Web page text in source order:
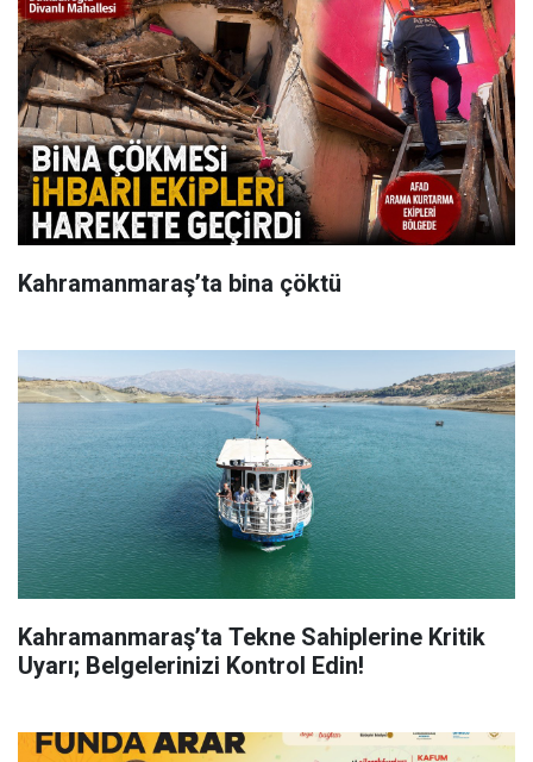
Kahramanmaraş’ta bina çöktü
Kahramanmaraş’ta Tekne Sahiplerine Kritik
Uyarı; Belgelerinizi Kontrol Edin!